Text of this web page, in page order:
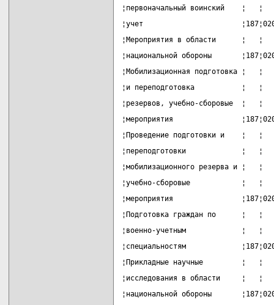
¦первоначальный воинский
¦учет
¦Мероприятия в области
¦национальной обороны
¦Мобилизационная
¦и переподготовка
¦резервов, учебно-сборовые
¦мероприятия
¦Проведение подготовки и
¦переподготовки             ¦
¦мобилизационного резерва
¦учебно-сборовые            ¦
¦мероприятия
¦Подготовка граждан по
¦военно-учетным             ¦
¦специальностям
¦Прикладные научные
¦исследования в области
¦национальной обороны